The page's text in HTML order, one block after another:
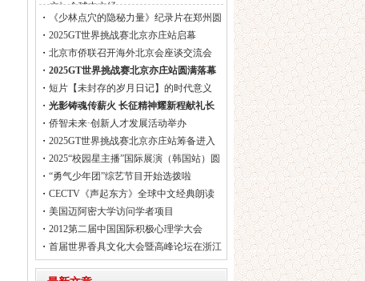
方》全球中文经
・
《少林点穴的隐秘力量》纪录片在郑州圆
满杀青
・ 2025GT世界挑战赛北京亦庄站启幕
・ 北京市侨联召开海外北京会座谈交流会
・ 2025GT世界挑战赛北京亦庄站圆满落幕
・ 短片【未封存的岁月日记】的时代意义
・ 光影铸魂传薪火 长征精神耀新程献礼长
征胜利90周年
・ 侨智未来·创新人才发展活动举办
・ 2025GT世界挑战赛北京亦庄站筹备进入
冲刺阶段
・ 2025“校园星主播”国际展演（韩国站）圆
满结束
・ “勇气少年团”综艺节目开始选拨啦
・ CECTV《声起东方》全球中文经典朗读
节目
・ 美国迈阿密大学访问学者项目
・ 2012第二届中国国际积极心理学大会
・ 首届世界香具文化大会暨高峰论坛在浙江